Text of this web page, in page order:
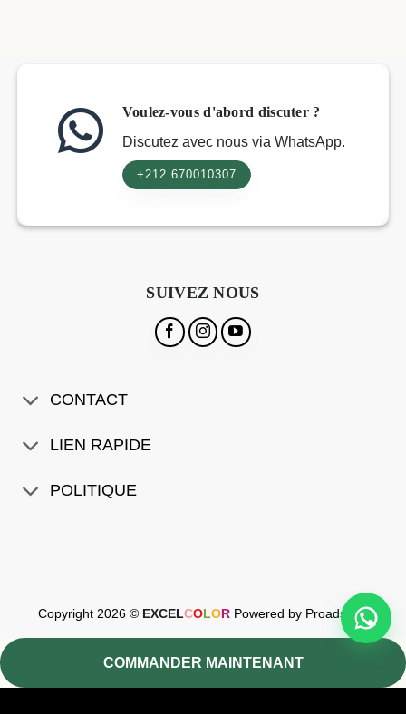
Voulez-vous d'abord discuter ?
Discutez avec nous via WhatsApp.
+212 670010307
SUIVEZ NOUS
CONTACT
LIEN RAPIDE
POLITIQUE
Copyright 2026 © EXCELCOLOR Powered by Proads.ma
COMMANDER MAINTENANT